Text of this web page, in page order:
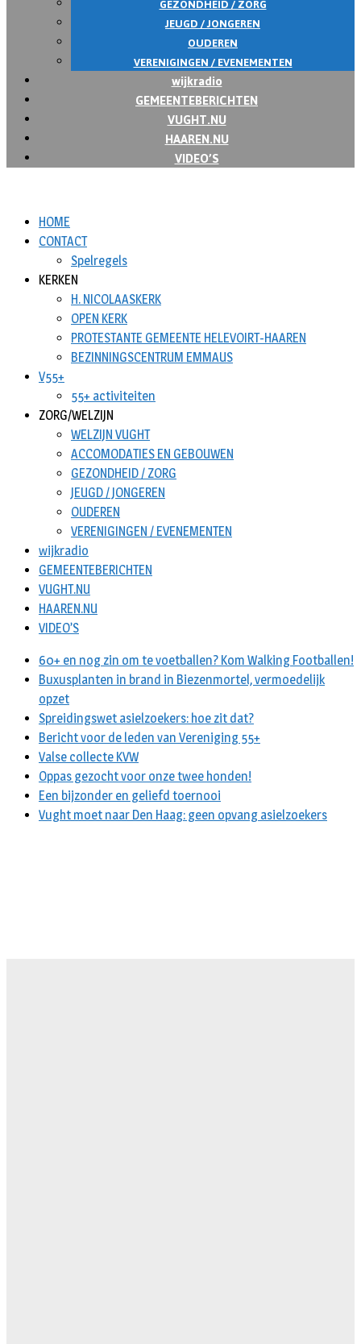
JEUGD / JONGEREN
OUDEREN
VERENIGINGEN / EVENEMENTEN
wijkradio
GEMEENTEBERICHTEN
VUGHT.NU
HAAREN.NU
VIDEO’S
HOME
CONTACT
Spelregels
KERKEN
H. NICOLAASKERK
OPEN KERK
PROTESTANTE GEMEENTE HELEVOIRT-HAAREN
BEZINNINGSCENTRUM EMMAUS
V55+
55+ activiteiten
ZORG/WELZIJN
WELZIJN VUGHT
ACCOMODATIES EN GEBOUWEN
GEZONDHEID / ZORG
JEUGD / JONGEREN
OUDEREN
VERENIGINGEN / EVENEMENTEN
wijkradio
GEMEENTEBERICHTEN
VUGHT.NU
HAAREN.NU
VIDEO’S
60+ en nog zin om te voetballen? Kom Walking Footballen!
Buxusplanten in brand in Biezenmortel, vermoedelijk
opzet
Spreidingswet asielzoekers: hoe zit dat?
Bericht voor de leden van Vereniging 55+
Valse collecte KVW
Oppas gezocht voor onze twee honden!
Een bijzonder en geliefd toernooi
Vught moet naar Den Haag: geen opvang asielzoekers